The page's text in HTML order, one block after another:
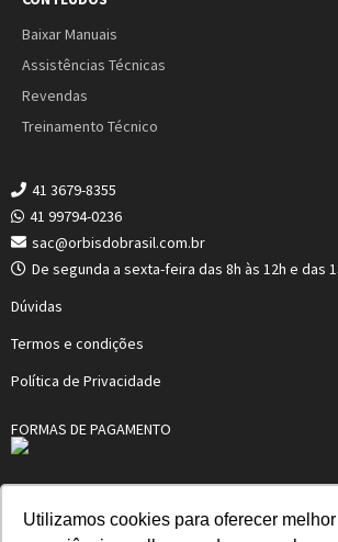
Utilizamos cookies para oferecer melhor
Baixar Manuais
Assistências Técnicas
Revendas
Treinamento Técnico
41 3679-8355
41 99794-0236
sac@orbisdobrasil.com.br
De segunda a sexta-feira das 8h às 12h e das
Dúvidas
Termos e condições
Política de Privacidade
FORMAS DE PAGAMENTO
ORBIS MERTIG DO BRASIL